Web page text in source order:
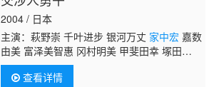
野太纪 冲佳苗 武虎 千叶一伸 高阶俊嗣 星野
充昭 坂口候一 山口胜平 津久井教生 江川央
生 伊丸冈笃家中宏飞
2004 / 日本
主演：萩野崇 千叶进步 银河万丈 家中宏嘉数
由美 富泽美智惠 冈村明美 甲斐田幸 塚田正
昭 堀内贤雄
查看详情